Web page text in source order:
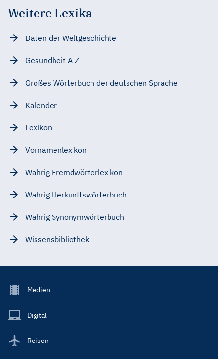
Weitere Lexika
Daten der Weltgeschichte
Gesundheit A-Z
Großes Wörterbuch der deutschen Sprache
Kalender
Lexikon
Vornamenlexikon
Wahrig Fremdwörterlexikon
Wahrig Herkunftswörterbuch
Wahrig Synonymwörterbuch
Wissensbibliothek
Footer
Main
Medien
Digital
Reisen